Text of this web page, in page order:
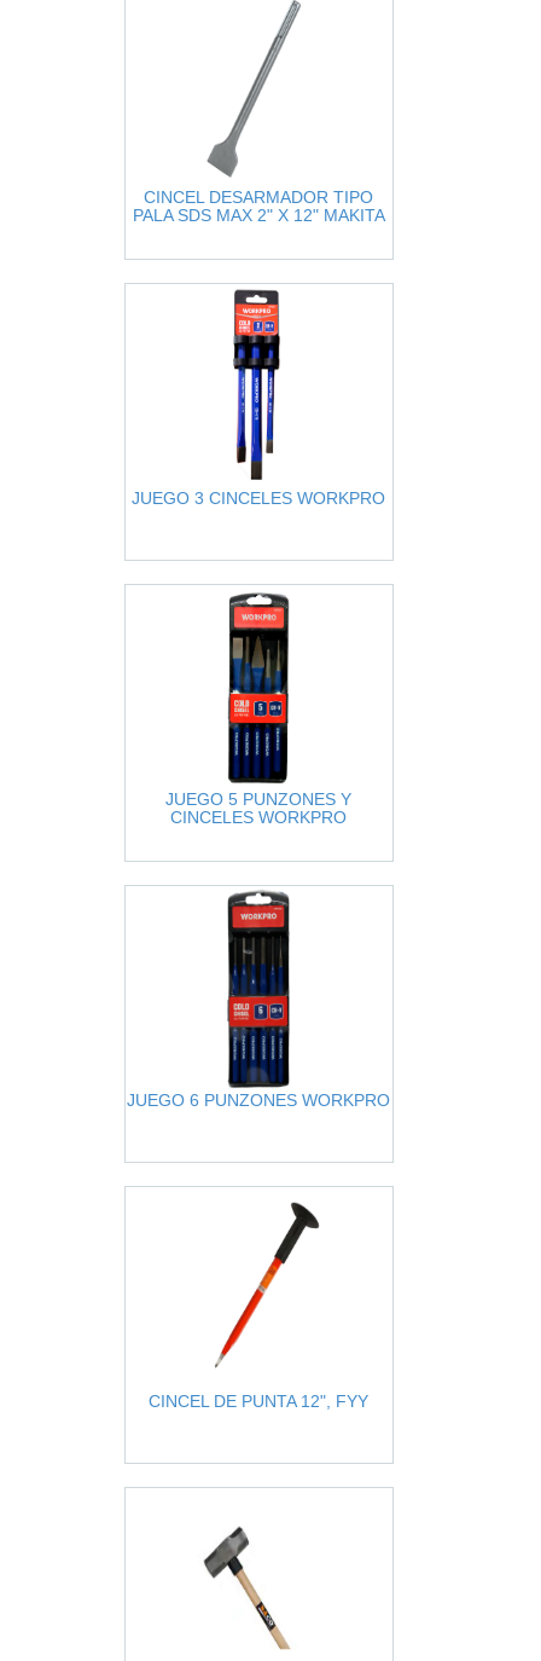
CINCEL DESARMADOR TIPO
PALA SDS MAX 2" X 12" MAKITA
JUEGO 3 CINCELES WORKPRO
JUEGO 5 PUNZONES Y
CINCELES WORKPRO
JUEGO 6 PUNZONES WORKPRO
CINCEL DE PUNTA 12", FYY